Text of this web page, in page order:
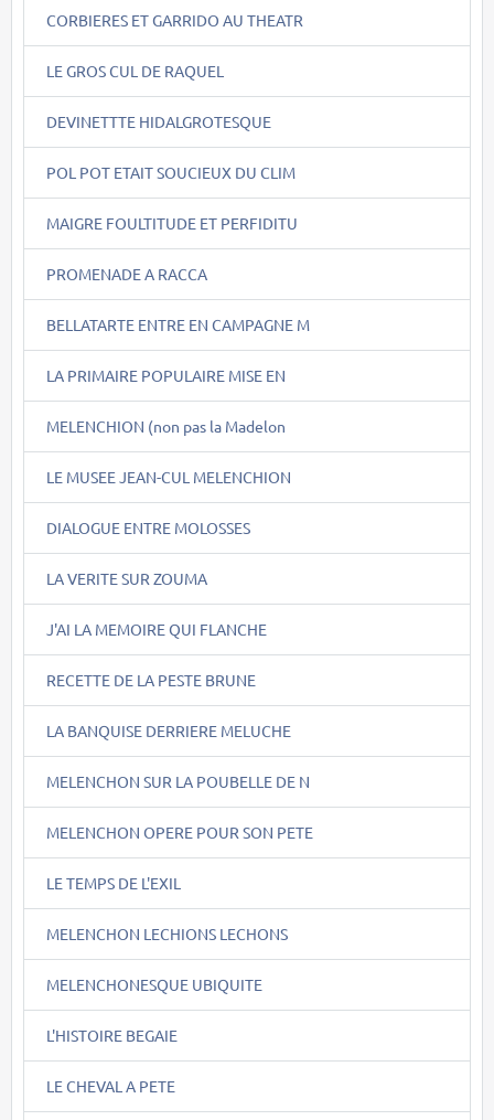
CORBIERES ET GARRIDO AU THEATR
LE GROS CUL DE RAQUEL
DEVINETTTE HIDALGROTESQUE
POL POT ETAIT SOUCIEUX DU CLIM
MAIGRE FOULTITUDE ET PERFIDITU
PROMENADE A RACCA
BELLATARTE ENTRE EN CAMPAGNE M
LA PRIMAIRE POPULAIRE MISE EN
MELENCHION (non pas la Madelon
LE MUSEE JEAN-CUL MELENCHION
DIALOGUE ENTRE MOLOSSES
LA VERITE SUR ZOUMA
J'AI LA MEMOIRE QUI FLANCHE
RECETTE DE LA PESTE BRUNE
LA BANQUISE DERRIERE MELUCHE
MELENCHON SUR LA POUBELLE DE N
MELENCHON OPERE POUR SON PETE
LE TEMPS DE L'EXIL
MELENCHON LECHIONS LECHONS
MELENCHONESQUE UBIQUITE
L'HISTOIRE BEGAIE
LE CHEVAL A PETE